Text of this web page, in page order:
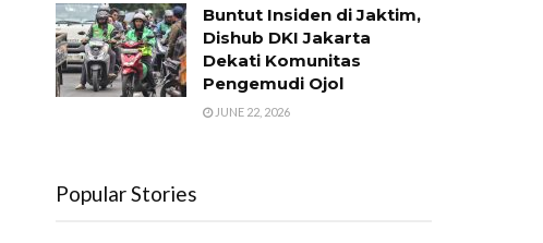
Buntut Insiden di Jaktim,
Dishub DKI Jakarta
Dekati Komunitas
Pengemudi Ojol
JUNE 22, 2026
Popular Stories